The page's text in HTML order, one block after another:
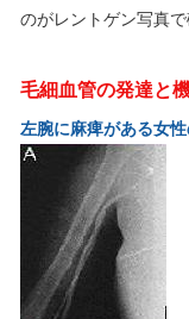
のがレントゲン写真で
毛細血管の発達と
左腕に麻痺がある女